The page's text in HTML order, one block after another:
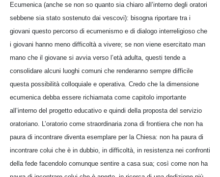
Ecumenica (anche se non so quanto sia chiaro all’interno degli oratori
sebbene sia stato sostenuto dai vescovi): bisogna riportare tra i
giovani questo percorso di ecumenismo e di dialogo interreligioso che
i giovani hanno meno difficoltà a vivere; se non viene esercitato man
mano che il giovane si avvia verso l’età adulta, questi tende a
consolidare alcuni luoghi comuni che renderanno sempre difficile
questa possibilità colloquiale e operativa. Credo che la dimensione
ecumenica debba essere richiamata come capitolo importante
all’interno del progetto educativo e quindi della proposta del servizio
oratoriano. L’oratorio come straordinaria zona di frontiera che non ha
paura di incontrare diventa esemplare per la Chiesa: non ha paura di
incontrare colui che è in dubbio, in difficoltà, in resistenza nei confronti
della fede facendolo comunque sentire a casa sua; così come non ha